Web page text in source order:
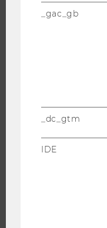
_gac_gb
_dc_gtm
IDE